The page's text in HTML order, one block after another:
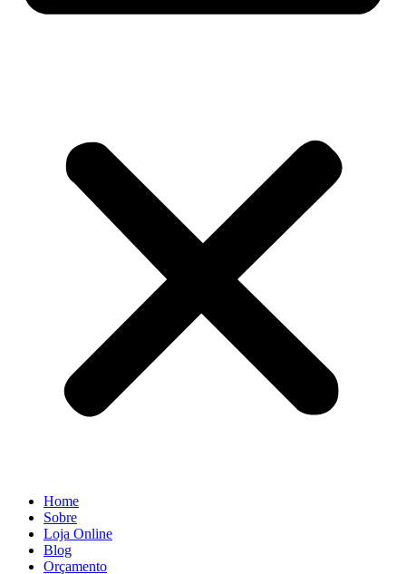
Home
Sobre
Loja Online
Blog
Orçamento